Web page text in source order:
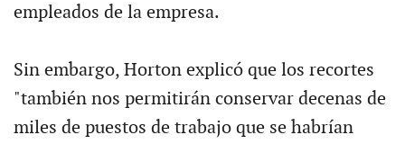
empleados de la empresa.
Sin embargo, Horton explicó que los recortes
"también nos permitirán conservar decenas de
miles de puestos de trabajo que se habrían